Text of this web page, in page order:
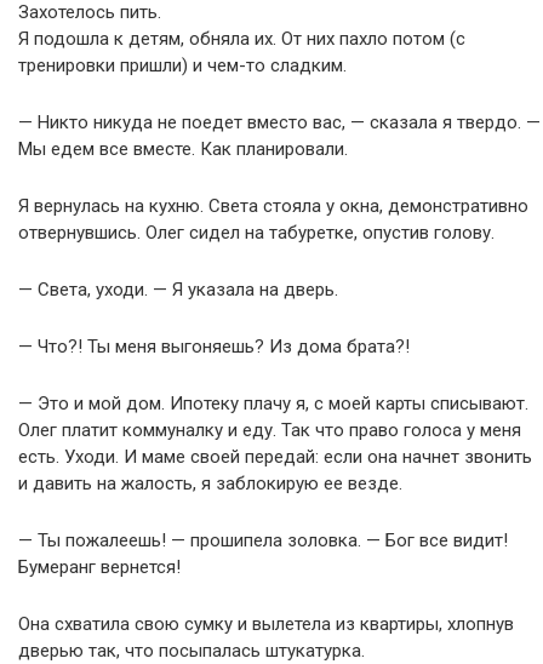
Захотелось пить.
Я подошла к детям, обняла их. От них пахло потом (с
тренировки пришли) и чем-то сладким.
— Никто никуда не поедет вместо вас, — сказала я твердо. —
Мы едем все вместе. Как планировали.
Я вернулась на кухню. Света стояла у окна, демонстративно
отвернувшись. Олег сидел на табуретке, опустив голову.
— Света, уходи. — Я указала на дверь.
— Что?! Ты меня выгоняешь? Из дома брата?!
— Это и мой дом. Ипотеку плачу я, с моей карты списывают.
Олег платит коммуналку и еду. Так что право голоса у меня
есть. Уходи. И маме своей передай: если она начнет звонить
и давить на жалость, я заблокирую ее везде.
— Ты пожалеешь! — прошипела золовка. — Бог все видит!
Бумеранг вернется!
Она схватила свою сумку и вылетела из квартиры, хлопнув
дверью так, что посыпалась штукатурка.